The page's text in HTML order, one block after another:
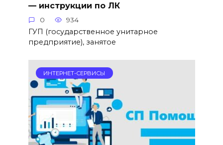
— инструкции по ЛК
0 934
ГУП (государственное унитарное
предприятие), занятое
ИНТЕРНЕТ-СЕРВИСЫ